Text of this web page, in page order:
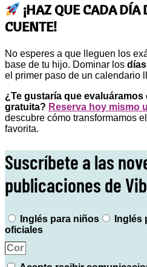
¡HAZ QUE CADA DÍA
CUENTE!
No esperes a que lleguen los
base de tu hijo. Dominar los
el primer paso de un calendario
¿Te gustaría que
gratuita? Reserva hoy mismo
descubre cómo transformamos
favorita.
Suscríbete a las
publicaciones de
Inglés para niños Inglés
oficiales